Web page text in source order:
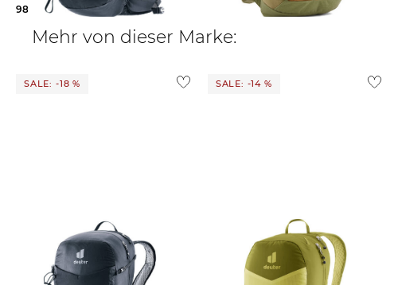
98,85 €
120,00 € 149,99 €
Mehr von dieser Marke:
SALE: -18 % SALE: -14 %